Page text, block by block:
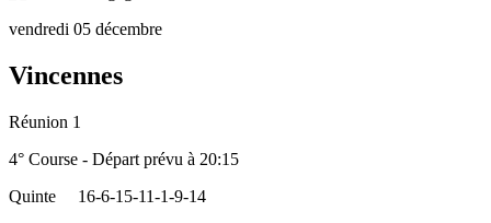
vendredi 05 décembre
Vincennes
Réunion 1
4° Course - Départ prévu à 20:15
Quinte
16-6-15-11-1-9-14